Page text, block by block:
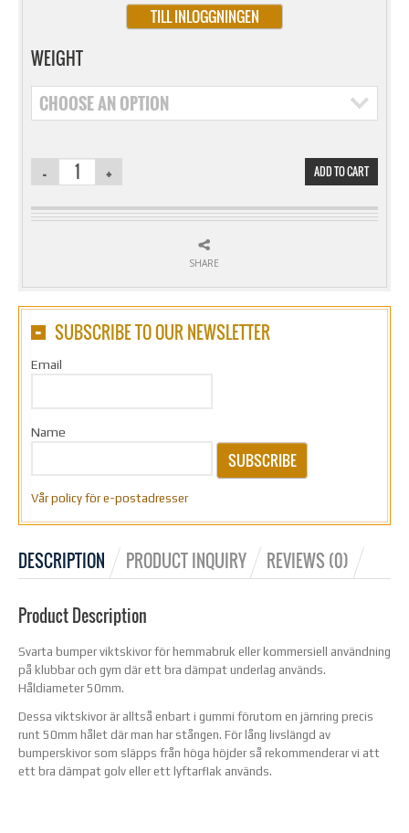
TILL INLOGGNINGEN
WEIGHT
CHOOSE AN OPTION
ADD TO CART
SHARE
SUBSCRIBE TO OUR NEWSLETTER
Email
Name
SUBSCRIBE
Vår policy för e-postadresser
DESCRIPTION PRODUCT INQUIRY REVIEWS (0)
Product Description
Svarta bumper viktskivor för hemmabruk eller kommersiell användning
på klubbar och gym där ett bra dämpat underlag används.
Håldiameter 50mm.
Dessa viktskivor är alltså enbart i gummi förutom en järnring precis
runt 50mm hålet där man har stången. För lång livslängd av
bumperskivor som släpps från höga höjder så rekommenderar vi att
ett bra dämpat golv eller ett lyftarflak används.